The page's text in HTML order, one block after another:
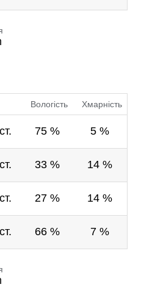
Вологість Хмарність
75 % 5 %
33 % 14 %
27 % 14 %
66 % 7 %